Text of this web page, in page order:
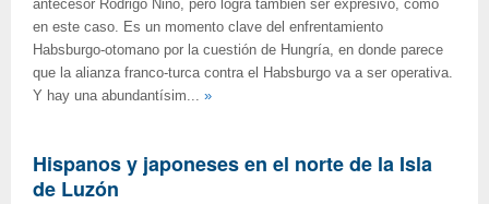
antecesor Rodrigo Niño, pero logra también ser expresivo, como
en este caso. Es un momento clave del enfrentamiento
Habsburgo-otomano por la cuestión de Hungría, en donde parece
que la alianza franco-turca contra el Habsburgo va a ser operativa.
Y hay una abundantísim... »
Hispanos y japoneses en el norte de la Isla
de Luzón